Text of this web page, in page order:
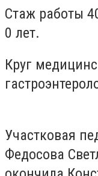
Стаж работы
0 лет.
Круг
Участковая
Федосова